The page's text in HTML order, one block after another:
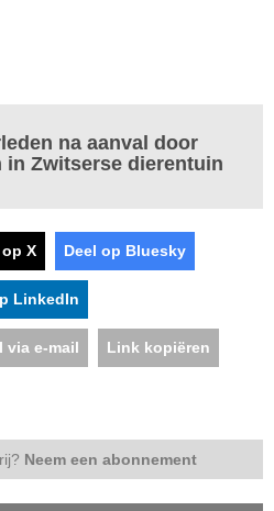
na aanval door
in Zwitserse dierentuin
op X Deel op Bluesky
LinkedIn
via e-mail Link kopiëren
Neem een abonnement